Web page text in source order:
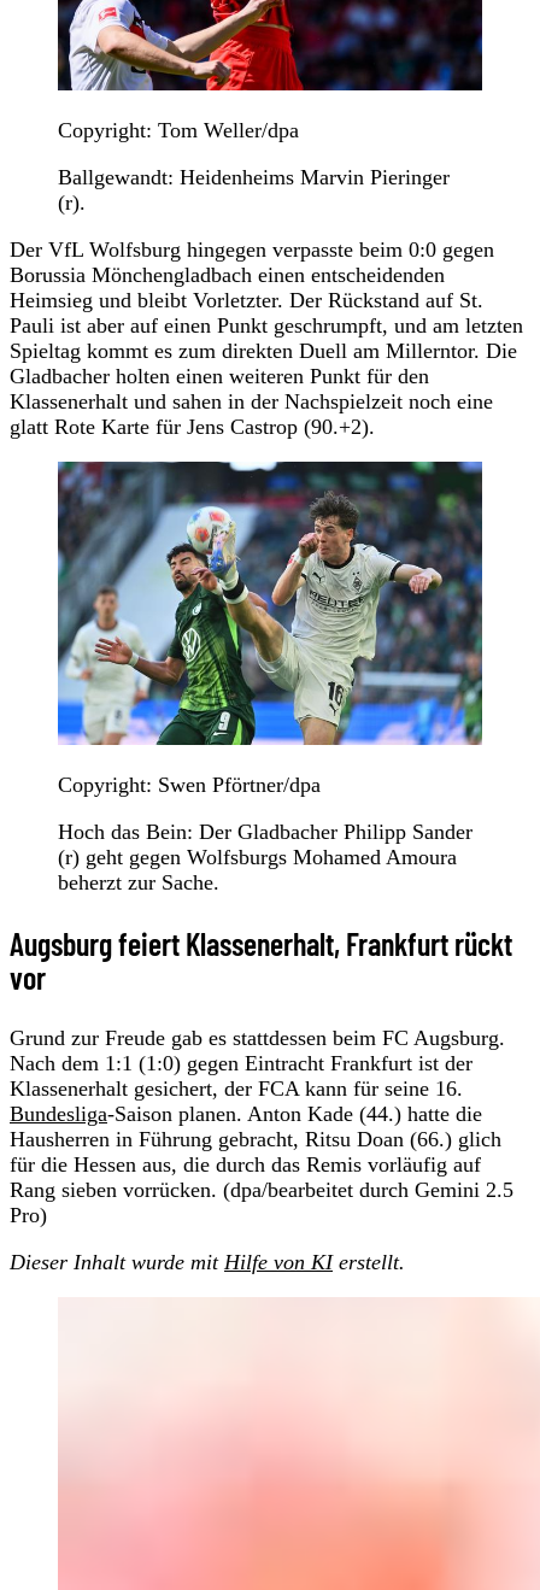
Copyright: Tom Weller/dpa
Ballgewandt: Heidenheims Marvin Pieringer
(r).
Der VfL Wolfsburg hingegen verpasste beim 0:0 gegen
Borussia Mönchengladbach einen entscheidenden
Heimsieg und bleibt Vorletzter. Der Rückstand auf St.
Pauli ist aber auf einen Punkt geschrumpft, und am letzten
Spieltag kommt es zum direkten Duell am Millerntor. Die
Gladbacher holten einen weiteren Punkt für den
Klassenerhalt und sahen in der Nachspielzeit noch eine
glatt Rote Karte für Jens Castrop (90.+2).
Copyright: Swen Pförtner/dpa
Hoch das Bein: Der Gladbacher Philipp Sander
(r) geht gegen Wolfsburgs Mohamed Amoura
beherzt zur Sache.
Augsburg feiert Klassenerhalt, Frankfurt rückt
vor
Grund zur Freude gab es stattdessen beim FC Augsburg.
Nach dem 1:1 (1:0) gegen Eintracht Frankfurt ist der
Klassenerhalt gesichert, der FCA kann für seine 16.
Bundesliga-Saison planen. Anton Kade (44.) hatte die
Hausherren in Führung gebracht, Ritsu Doan (66.) glich
für die Hessen aus, die durch das Remis vorläufig auf
Rang sieben vorrücken. (dpa/bearbeitet durch Gemini 2.5
Pro)
Dieser Inhalt wurde mit Hilfe von KIerstellt.